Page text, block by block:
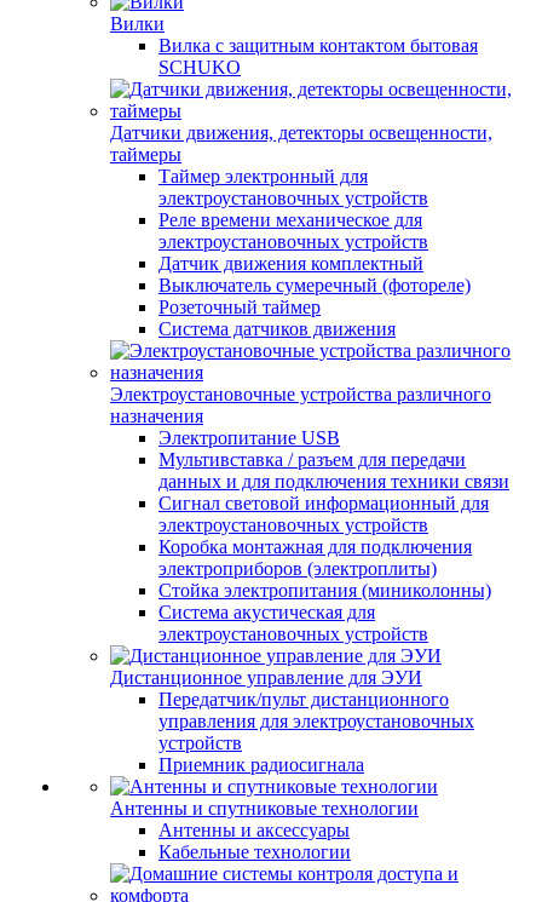
Вилки
Вилка с защитным контактом бытовая
SCHUKO
Датчики движения, детекторы освещенности,
таймеры
Таймер электронный для
электроустановочных устройств
Реле времени механическое для
электроустановочных устройств
Датчик движения комплектный
Выключатель сумеречный (фотореле)
Розеточный таймер
Система датчиков движения
Электроустановочные устройства различного
назначения
Электропитание USB
Мультивставка / разъем для передачи
данных и для подключения техники связи
Сигнал световой информационный для
электроустановочных устройств
Коробка монтажная для подключения
электроприборов (электроплиты)
Стойка электропитания (миниколонны)
Система акустическая для
электроустановочных устройств
Дистанционное управление для ЭУИ
Передатчик/пульт дистанционного
управления для электроустановочных
устройств
Приемник радиосигнала
Антенны и спутниковые технологии
Антенны и аксессуары
Кабельные технологии